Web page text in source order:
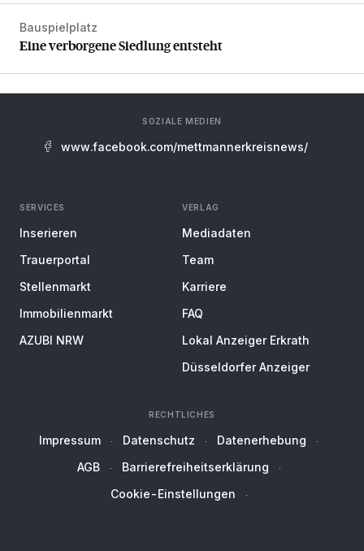
Eine verborgene Siedlung entsteht
Bauspielplatz
Eine verborgene Siedlung entsteht
SOZIALE MEDIEN
www.facebook.com/mettmannerkreisnews/
SERVICES
Inserieren
Trauerportal
Stellenmarkt
Immobilienmarkt
AZUBI NRW
VERLAG
Mediadaten
Team
Karriere
FAQ
Lokal Anzeiger Erkrath
Düsseldorfer Anzeiger
RECHTLICHES
Impressum Datenschutz
Datenerhebung
AGB
Barrierefreiheitserklärung
Cookie-Einstellungen